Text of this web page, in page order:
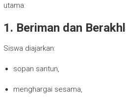
utama:
1. Beriman dan
Siswa diajarkan:
sopan santun,
menghargai sesama,